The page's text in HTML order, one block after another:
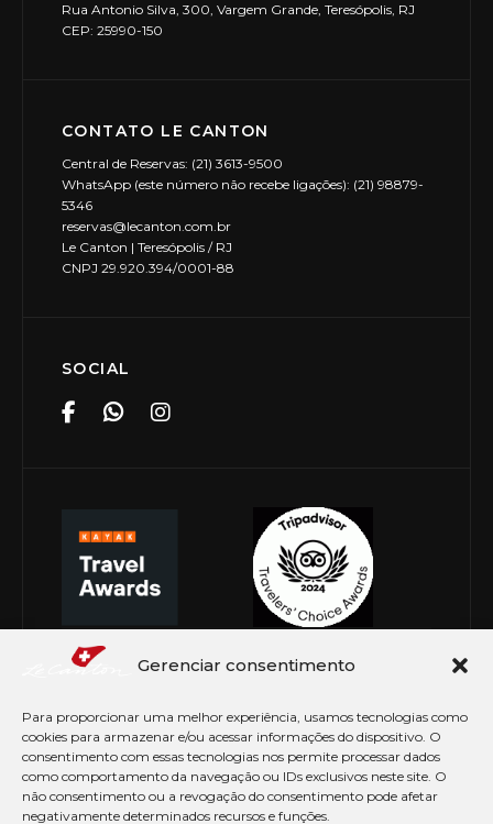
Gerenciar consentimento
Para proporcionar uma melhor experiência, usamos tecnologias como
cookies para armazenar e/ou acessar informações do dispositivo. O
consentimento com essas tecnologias nos permite processar dados
como comportamento da navegação ou IDs exclusivos neste site. O
não consentimento ou a revogação do consentimento pode afetar
negativamente determinados recursos e funções.
Rua Antonio Silva, 300, Vargem Grande, Teresópolis, RJ
CEP: 25990-150
CONTATO LE CANTON
Central de Reservas: (21) 3613-9500
WhatsApp (este número não recebe ligações): (21) 98879-
5346
reservas@lecanton.com.br
Le Canton | Teresópolis / RJ
CNPJ 29.920.394/0001-88
SOCIAL
© Copyright 2026 Le Canton. Todos os direitos